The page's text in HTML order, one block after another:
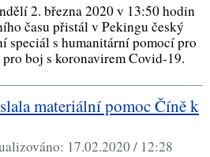
2. března 2020 v 13:50 hodin
času přistál v Pekingu český
speciál s humanitární pomocí pro
boj s koronavirem Covid-19.
materiální pomoc Číně k
17.02.2020 / 12:28